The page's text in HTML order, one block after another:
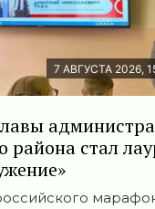
7 АВГУСТА 2026,
района стал